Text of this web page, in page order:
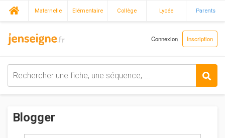
Maternelle Elémentaire Collège Lycée Parents
Connexion Inscription
Blogger